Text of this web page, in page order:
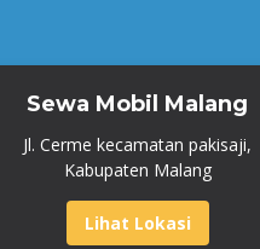
Sewa Mobil Malang
Jl. Cerme kecamatan pakisaji,
Kabupaten Malang
Lihat Lokasi